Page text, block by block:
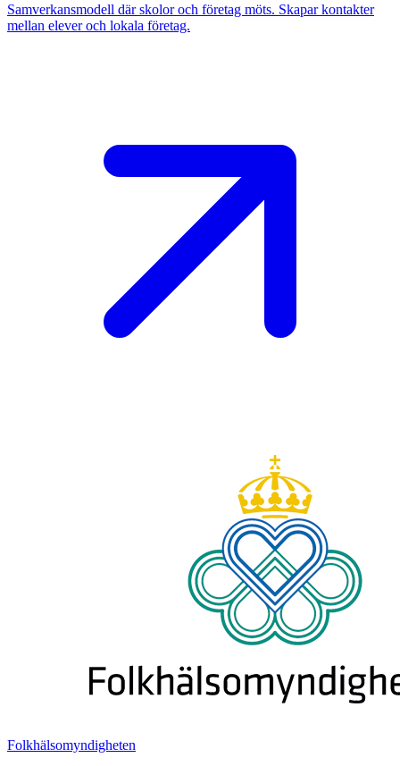
Samverkansmodell där skolor och företag möts. Skapar kontakter
mellan elever och lokala företag.
Folkhälsomyndigheten